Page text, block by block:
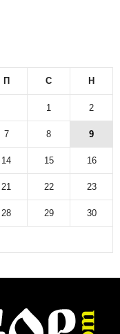
П С Н
1 2
7 8 9
14 15 16
21 22 23
28 29 30